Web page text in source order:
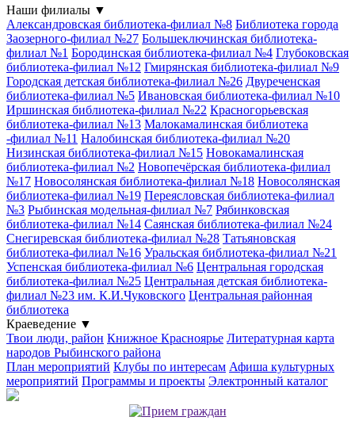
Наши филиалы ▼
Александровская библиотека-филиал №8 Библиотека города
Заозерного-филиал №27 Большеключинская библиотека-
филиал №1 Бородинская библиотека-филиал №4 Глубоковская
библиотека-филиал №12 Гмирянская библиотека-филиал №9
Городская детская библиотека-филиал №26 Двуреченская
библиотека-филиал №5 Ивановская библиотека-филиал №10
Иршинская библиотека-филиал №22 Красногорьевская
библиотека-филиал №13 Малокамалинская библиотека
-филиал №11 Налобинская библиотека-филиал №20
Низинская библиотека-филиал №15 Новокамалинская
библиотека-филиал №2 Новопечёрская библиотека-филиал
№17 Новосолянская библиотека-филиал №18 Новосолянская
библиотека-филиал №19 Переясловская библиотека-филиал
№3 Рыбинская модельная-филиал №7 Рябинковская
библиотека-филиал №14 Саянская библиотека-филиал №24
Снегиревская библиотека-филиал №28 Татьяновская
библиотека-филиал №16 Уральская библиотека-филиал №21
Успенская библиотека-филиал №6 Центральная городская
библиотека-филиал №25 Центральная детская библиотека-
филиал №23 им. К.И.Чуковского Центральная районная
библиотека
Краеведение ▼
Твои люди, район Книжное Красноярье Литературная карта
народов Рыбинского района
План мероприятий Клубы по интересам Афиша культурных
мероприятий Программы и проекты Электронный каталог